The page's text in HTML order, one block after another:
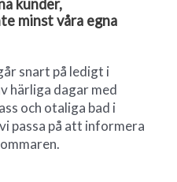
kunder,
minst våra egna
snart på ledigt i
härliga dagar med
och otaliga bad i
passa på att informera